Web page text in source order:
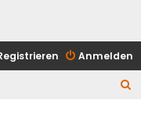
Anmelden